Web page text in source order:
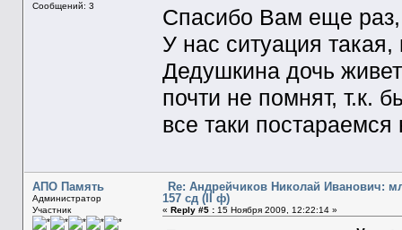
Сообщений: 3
Спасибо Вам еще
У нас ситуация
Дедушкина дочь
почти не помнят, т.к.
все таки постараемся
АПО Память
Администратор
Участник
Re: Андрейчиков Николай Иванович:
157 сд (II ф)
« Reply #5 :15 Ноября 2009, 12:22:14 »